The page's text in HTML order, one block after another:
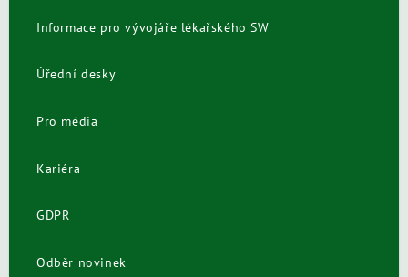
Informace pro vývojáře lékařského SW
Úřední desky
Pro média
Kariéra
GDPR
Odběr novinek